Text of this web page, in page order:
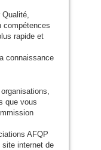
Qualité,
compétences
rapide et
connaissance
que vous
AFQP
internet de